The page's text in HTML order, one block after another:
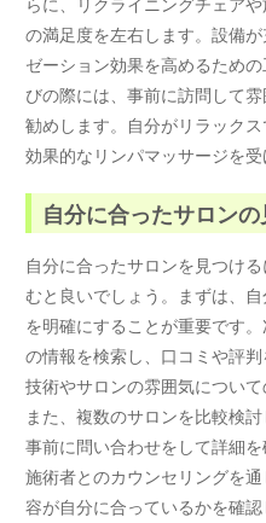
の満足度を左右します。設備
ゼーション効果を高めるため
びの際には、事前に訪問して
勧めします。自分がリラック
効果的なリンパマッサージを受
自分に合ったサロン
自分に合ったサロンを見つけ
むと良いでしょう。まずは、
を明確にすることが重要です
の情報を検索し、口コミや評
技術やサロンの雰囲気につい
また、複数のサロンを比較検
事前に問い合わせをして詳細
施術者とのカウンセリングを
容が自分に合っているかを確